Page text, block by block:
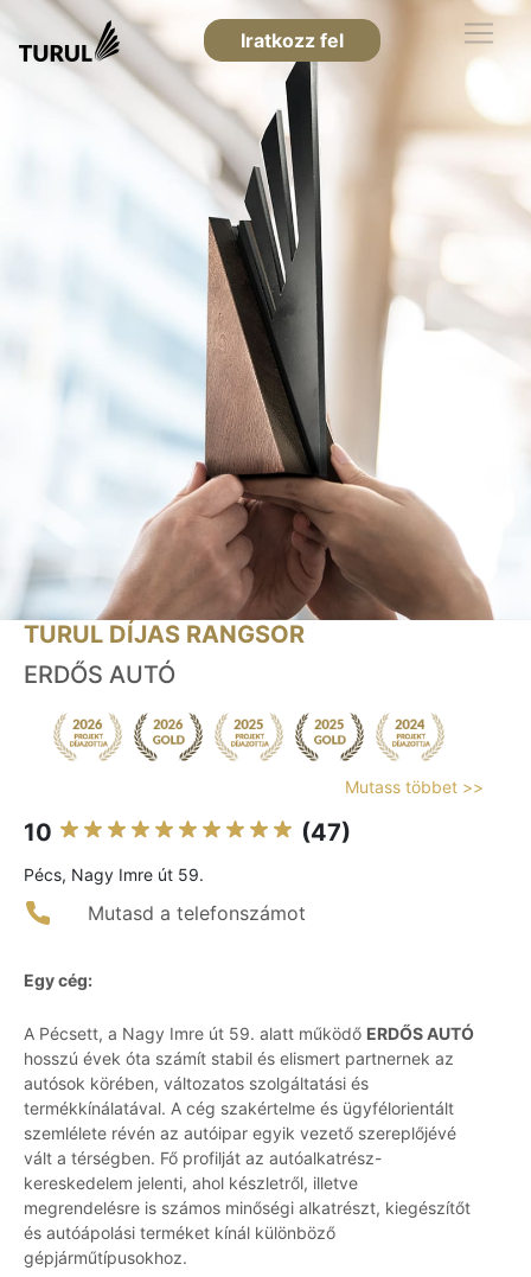
Iratkozz fel
TURUL DÍJAS RANGSOR
ERDŐS AUTÓ
Mutass többet >>
10 (47)
Pécs, Nagy Imre út 59.
Mutasd a telefonszámot
Egy cég:
A Pécsett, a Nagy Imre út 59. alatt működő ERDŐS AUTÓ
hosszú évek óta számít stabil és elismert partnernek az
autósok körében, változatos szolgáltatási és
termékkínálatával. A cég szakértelme és ügyfélorientált
szemlélete révén az autóipar egyik vezető szereplőjévé
vált a térségben. Fő profilját az autóalkatrész-
kereskedelem jelenti, ahol készletről, illetve
megrendelésre is számos minőségi alkatrészt, kiegészítőt
és autóápolási terméket kínál különböző
gépjárműtípusokhoz.